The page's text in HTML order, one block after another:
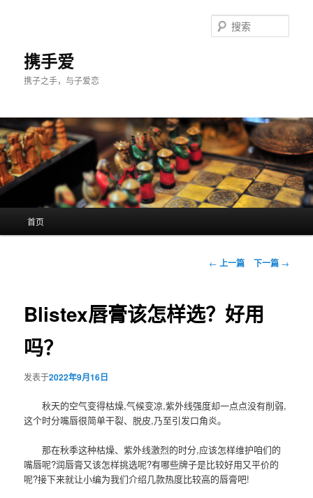
携手爱
携子之手，与子爱恋
索
首页
文
航
← 上一篇 下一篇 →
Blistex唇膏该怎样选？好用
吗？
发表于2022年9月16日
秋天的空气变得枯燥,气候变凉,紫外线强度却一点点没有削弱,
这个时分嘴唇很简单干裂、脱皮,乃至引发口角炎。
那在秋季这种枯燥、紫外线激烈的时分,应该怎样维护咱们的
嘴唇呢?润唇膏又该怎样挑选呢?有哪些牌子是比较好用又平价的
呢?接下来就让小编为我们介绍几款热度比较高的唇膏吧!